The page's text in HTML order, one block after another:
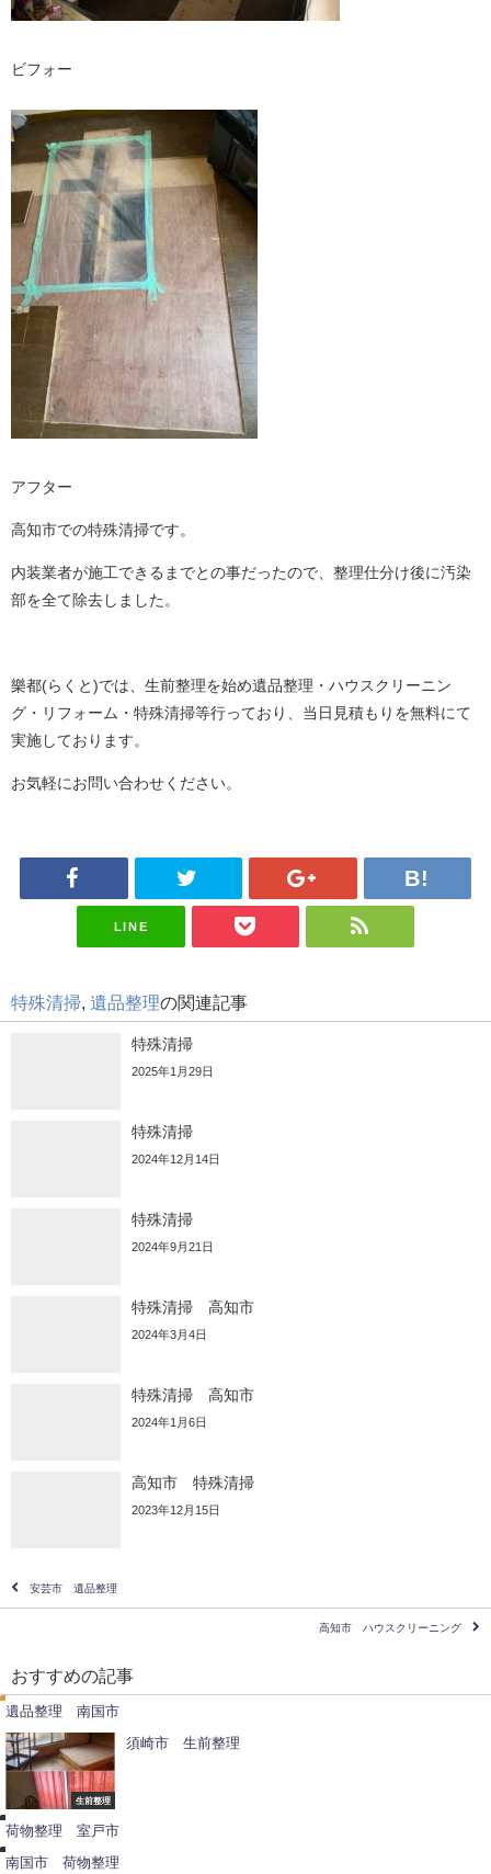
ビフォー
アフター
高知市での特殊清掃です。
内装業者が施工できるまでとの事だったので、整理仕分け後に汚染
部を全て除去しました。
樂都(らくと)では、生前整理を始め遺品整理・ハウスクリーニン
グ・リフォーム・特殊清掃等行っており、当日見積もりを無料にて
実施しております。
お気軽にお問い合わせください。
LINE
特殊清掃 遺品整理の関連記事
特殊清掃
2025年1月29日
特殊清掃
2024年12月14日
特殊清掃
2024年9月21日
特殊清掃 高知市
2024年3月4日
特殊清掃 高知市
2024年1月6日
高知市 特殊清掃
2023年12月15日
安芸市 遺品整理
高知市 ハウスクリーニング
おすすめの記事
遺品整理 南国市
生前整理
須崎市 生前整理
荷物整理 室戸市
南国市 荷物整理